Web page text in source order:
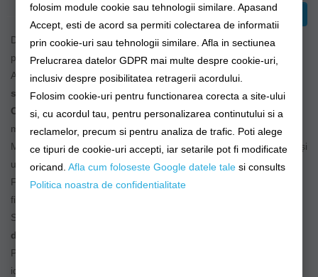
Continuă
Descoperă gama decombo-uri RAM Mounts , soluția ideală
pentru fixarea sigură a echipamentelor tale.
Acestesisteme de prinderesunt concepute pentru a oferi
stabilitate și durabilitate maximăîn orice condiții.
Combo-urile RAM Mounts pentru barcisunt ideale pentru
montarea sonarului, GPS-ului sau a camerelor de acțiune.
Modelelereglabile și multifuncționalepermit ajustarea rapidă și
utilizare versatilă.
Fabricate dinmateriale rezistente, aceste suporturi asigură o
fixare sigură și protecție împotriva vibrațiilor.
Soluțiile inovatoare oferă
diverse echipamente nautice
Produsele sunt testate pentru
ideale pentru utilizare profesională.
folosim module cookie sau tehnologii similare. Apasand
Accept, esti de acord sa permiti colectarea de informatii
prin cookie-uri sau tehnologii similare. Afla in sectiunea
Prelucrarea datelor GDPR mai multe despre cookie-uri,
inclusiv despre posibilitatea retragerii acordului.
Folosim cookie-uri pentru functionarea corecta a site-ului
si, cu acordul tau, pentru personalizarea continutului si a
reclamelor, precum si pentru analiza de trafic. Poti alege
ce tipuri de cookie-uri accepti, iar setarile pot fi modificate
oricand.Afla cum foloseste Google datele tale si consults
Politica noastra de confidentialitate